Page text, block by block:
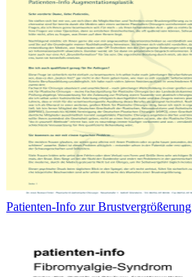
Patienten-Info zur Brustvergrößerung